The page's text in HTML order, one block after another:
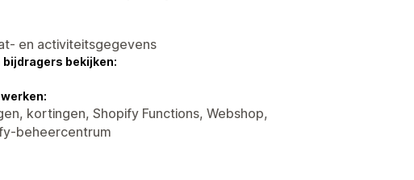
en activiteitsgegevens
bijdragers bekijken:
kortingen, Shopify Functions, Webshop,
beheercentrum